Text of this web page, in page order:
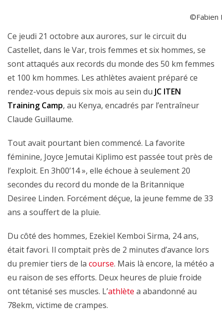
©Fabien
Ce jeudi 21 octobre aux aurores, sur le circuit du
Castellet, dans le Var, trois femmes et six hommes, se
sont attaqués aux records du monde des 50 km femmes
et 100 km hommes. Les athlètes avaient préparé ce
rendez-vous depuis six mois au sein du JC ITEN
Training Camp, au Kenya, encadrés par l’entraîneur
Claude Guillaume.
Tout avait pourtant bien commencé. La favorite
féminine, Joyce Jemutai Kiplimo est passée tout près de
l’exploit. En 3h00’14 », elle échoue à seulement 20
secondes du record du monde de la Britannique
Desiree Linden. Forcément déçue, la jeune femme de 33
ans a souffert de la pluie.
Du côté des hommes, Ezekiel Kemboi Sirma, 24 ans,
était favori. Il comptait près de 2 minutes d’avance lors
du premier tiers de la course. Mais là encore, la météo a
eu raison de ses efforts. Deux heures de pluie froide
ont tétanisé ses muscles. L’athlète a abandonné au
78ekm, victime de crampes.